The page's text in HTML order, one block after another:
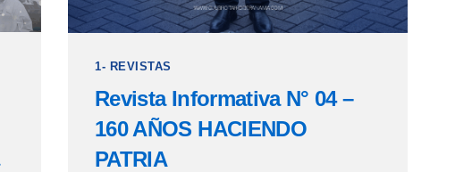
1- REVISTAS
Revista Informativa N° 04 –
160 AÑOS HACIENDO
PATRIA